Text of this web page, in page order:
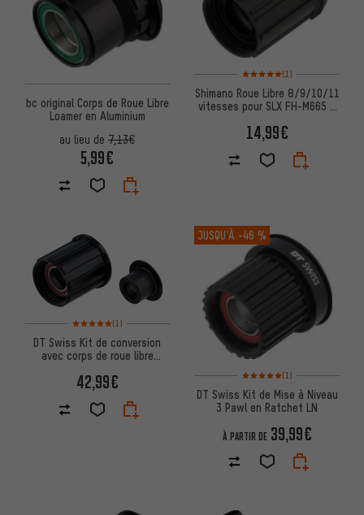
bc original Corps de Roue Libre
Loamer en Aluminium
au lieu de 7,13€
5,99€
Note moyenne : 5 sur 5
(1)
Shimano Roue Libre 8/9/10/11
vitesses pour SLX FH-M665 /
14,99€
Note moyenne : 5 sur 5 d'après 1 avis
(1)
DT Swiss Kit de conversion
avec corps de roue libre
42,99€
JUSQU’À -46 %
Note moyenne : 5 sur 5
(1)
DT Swiss Kit de Mise à Niveau
3 Pawl en Ratchet LN
À PARTIR DE 39,99€